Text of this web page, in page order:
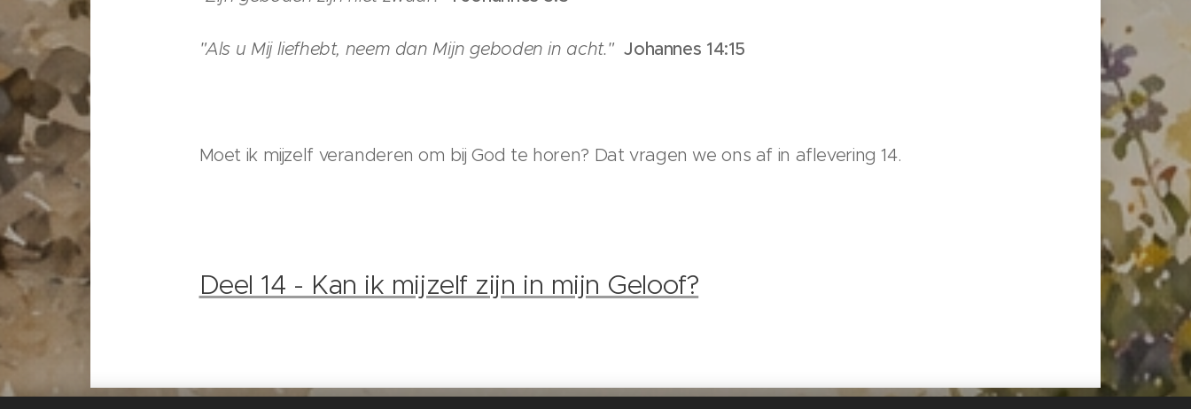
"Als u Mij liefhebt, neem dan Mijn geboden in acht."Johannes 14:15
Moet ik mijzelf veranderen om bij God te horen? Dat vragen we ons af in aflevering 14.
Deel 14 - Kan ik mijzelf zijn in mijn Geloof?